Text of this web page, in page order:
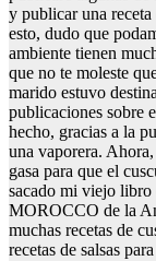
y publicar una receta
esto, dudo que
ambiente tienen
que no te moleste
marido estuvo
publicaciones sobre
hecho, gracias a la
una vaporera.
gasa para que el
sacado mi viejo
MOROCCO de la
muchas recetas de
recetas de salsas